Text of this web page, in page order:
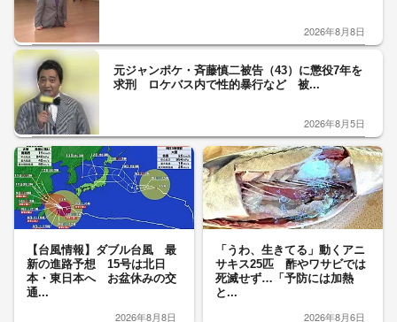
2026年8月8日
元ジャンポケ・斉藤慎二被告（43）に懲役7年を
求刑 ロケバス内で性的暴行など 被...
2026年8月5日
【台風情報】ダブル台風 最
新の進路予想 15号は北日
本・東日本へ お盆休みの交
通...
2026年8月8日
「うわ、生きてる」動くアニ
サキス25匹 酢やワサビでは
死滅せず…「予防には加熱
と...
2026年8月6日